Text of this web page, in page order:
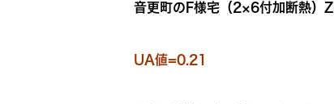
音更町のF様宅（2×6付加断熱）
UA値=0.21